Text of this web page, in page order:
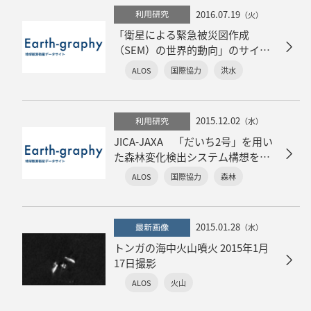
利用研究 2016.07.19 （火）
「衛星による緊急被災図作成
（SEM）の世界的動向」のサイエ
ンス誌への掲載について
ALOS 国際協力 洪水
利用研究 2015.12.02 （水）
JICA-JAXA 「だいち2号」を用い
た森林変化検出システム構想を発
表しました。
ALOS 国際協力 森林
最新画像 2015.01.28 （水）
トンガの海中火山噴火 2015年1月
17日撮影
ALOS 火山